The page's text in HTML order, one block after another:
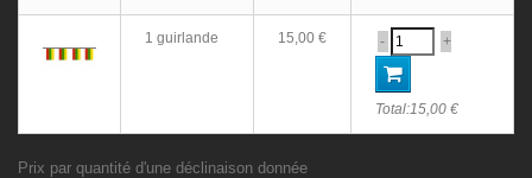
1 guirlande 15,00 € - +
Total:15,00 €
Prix par quantité d'une déclinaison donnée